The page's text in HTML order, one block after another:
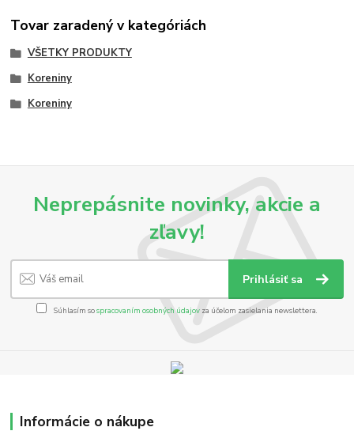
Tovar zaradený v kategóriách
VŠETKY PRODUKTY
Koreniny
Koreniny
Neprepásnite novinky, akcie a
zľavy!
Prihlásiť sa
Súhlasím sospracovaním osobných údajov za účelom zasielania newslettera.
Informácie o nákupe